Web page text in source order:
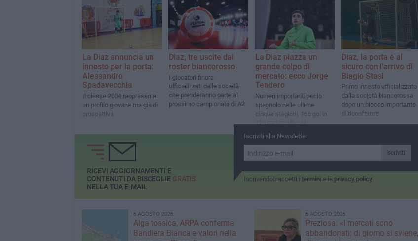
La Diaz annuncia un
innesto per la porta:
Alessandro
Spadavecchia
Il classe 2004 rappresenta
un profilo giovane ma già di
prospettiva
Diaz, tre uscite dal
roster biancorosso
I giocatori finora
ufficializzati dalla società
che prenderanno parte al
prossimo campionato di A2
La Diaz piazza un
grande colpo di
mercato: ecco Jorge
Tendero
Numeri importanti per lo
spagnolo nelle ultime
cinque stagioni, 166 gol in
128 partite ufficiali
Diaz, la porta è al
sicuro con l'arrivo di
Biagio Stasi
Primo innesto ufficializzato
dalla società biancorossa
dopo un blocco importante
di riconferme
Iscriviti alla Newsletter
Iscriviti
Iscrivendoti accetti i termini e la privacy policy
RICEVI AGGIORNAMENTI E
CONTENUTI DA BISCEGLIE GRATIS
NELLA TUA E-MAIL
6 AGOSTO 2026
Alga tossica, ARPA conferma
Bandiera Bianca e valori nella
6 AGOSTO 2026
Preziosa: «I mercati sono
abbandonati: di giorno si sviene,